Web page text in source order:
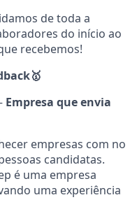
de toda a
do início ao
recebemos!
🥇
Empresa que envia
empresas com no
candidatas.
é uma empresa
uma experiência